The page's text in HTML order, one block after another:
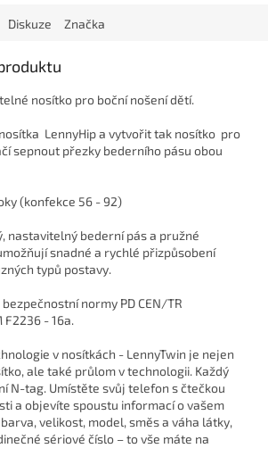
Diskuze Značka
nosítko pro boční nošení dětí.
LennyHip a vytvořit tak nosítko pro
sepnout přezky bederního pásu obou
(konfekce 56 - 92)
nastavitelný bederní pás a pružné
snadné a rychlé přizpůsobení
typů postavy.
normy PD CEN/TR
F2236 - 16a.
v nosítkách - LennyTwin je nejen
ale také průlom v technologii. Každý
N-tag. Umístěte svůj telefon s čtečkou
a objevíte spoustu informací o vašem
velikost, model, směs a váha látky,
sériové číslo – to vše máte na